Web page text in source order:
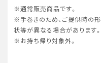
※通常販売商品です。
※手巻きのため、ご提供時の形
状等が異なる場合があります。
※お持ち帰り対象外。